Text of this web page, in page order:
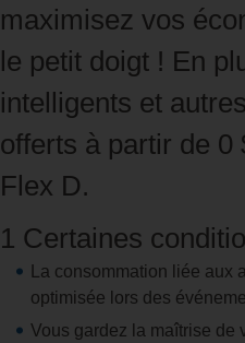
maximisez vos
le petit doigt ! En
intelligents et
offerts à partir de 0
Flex D.
1 Certaines
La consommation liée aux
optimisée lors des
Vous gardez la maîtrise de